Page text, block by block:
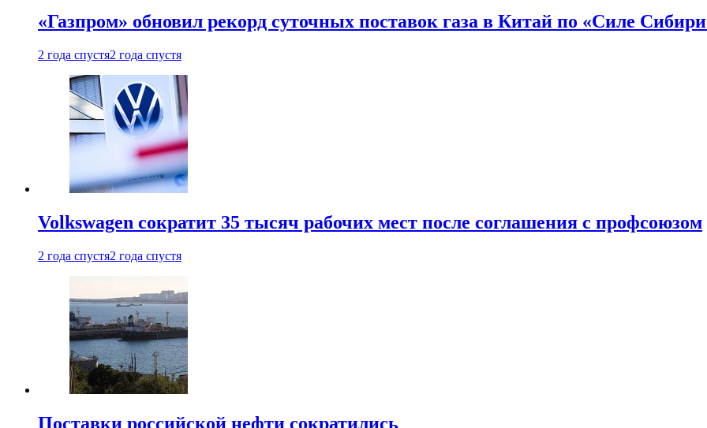
«Газпром» обновил рекорд суточных поставок газа в Китай по «Силе
2 года спустя2 года спустя
Volkswagen сократит 35 тысяч рабочих мест после соглашения с профсоюзом
2 года спустя2 года спустя
Поставки российской нефти сократились